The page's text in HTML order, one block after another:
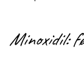
Minoxidil: